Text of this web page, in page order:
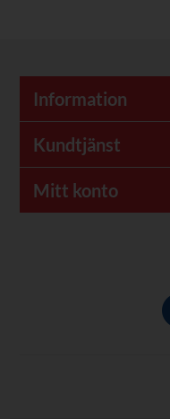
Information
Kundtjänst
Mitt konto